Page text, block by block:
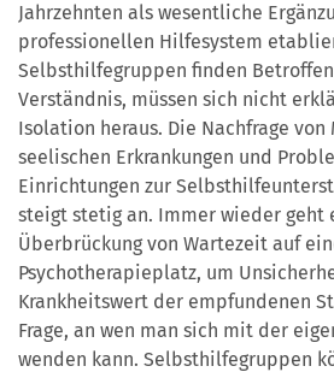
Jahrzehnten als wesentliche
professionellen Hilfesystem
Selbsthilfegruppen finden
Verständnis, müssen sich nicht
Isolation heraus. Die Nachfrage von
seelischen Erkrankungen und
Einrichtungen zur
steigt stetig an. Immer wieder geht
Überbrückung von Wartezeit auf
Psychotherapieplatz, um
Krankheitswert der empfundenen
Frage, an wen man sich mit der
wenden kann. Selbsthilfegruppen